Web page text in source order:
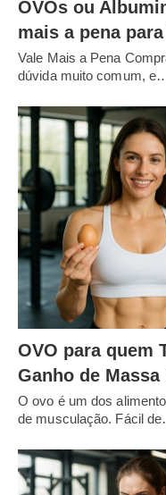
OVOs ou
mais a pena
Vale Mais a Pena
dúvida muito comum,
OVO para quem
Ganho de
O ovo é um dos
de musculação. Fácil